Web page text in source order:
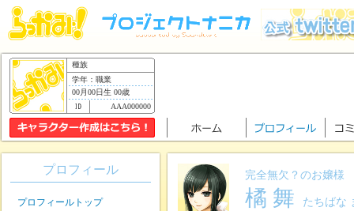
種族
学年：職業
00月00日生 00歳
AAA000000
完全無欠？のお嬢様
橘 舞 たちばな
プロフィール
プロフィールトップ